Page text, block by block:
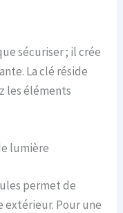
sécuriser ; il crée
La clé réside
les éléments
lumière
permet de
extérieur. Pour une